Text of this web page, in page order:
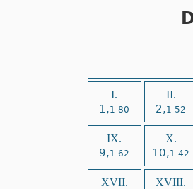
I.
1,1-80
II.
2,1-52
IX.
9,1-62
X.
10,1-42
XVII.
XVIII.